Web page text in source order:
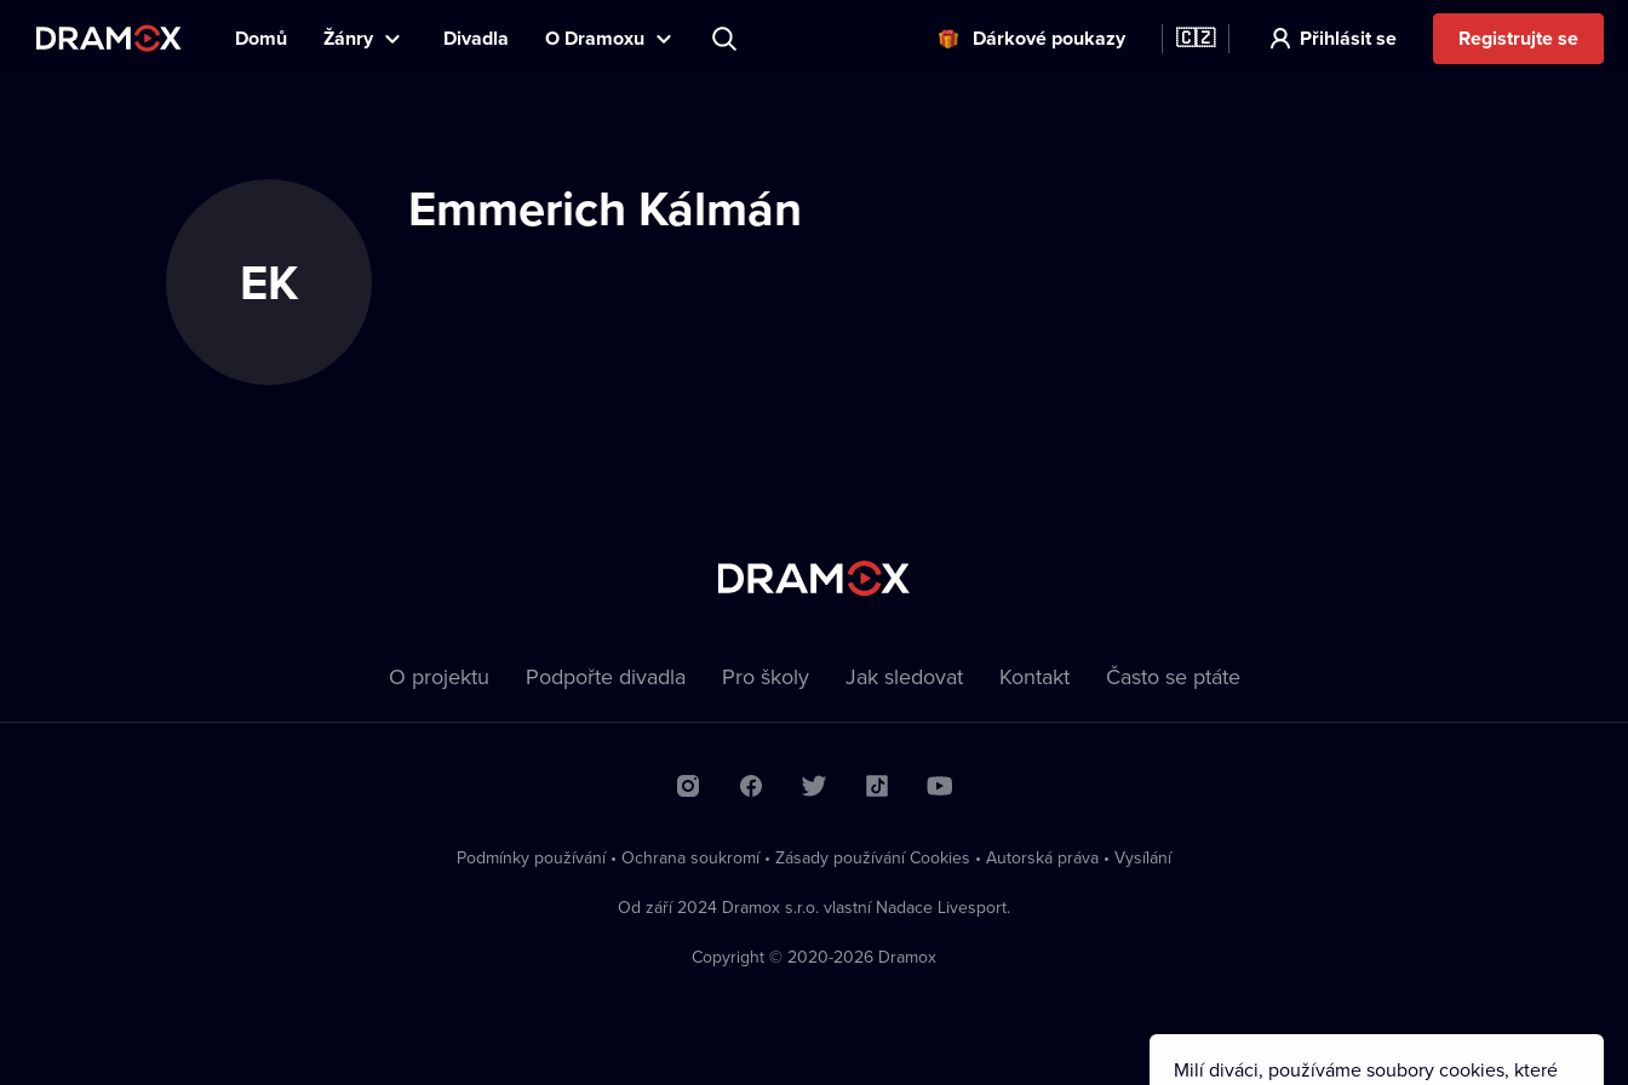
Domů Žánry Divadla O Dramoxu Dárkové poukazy 🇨🇿 Přihlásit se Registrujte se
EK
Emmerich Kálmán
O projektu Podpořte divadla Pro školy Jak sledovat Kontakt Často se ptáte
Podmínky používání • Ochrana soukromí • Zásady používání Cookies • Autorská práva • Vysílání
Od září 2024 Dramox s.r.o. vlastní Nadace Livesport.
Copyright © 2020-2026 Dramox
Milí diváci, používáme soubory cookies, které